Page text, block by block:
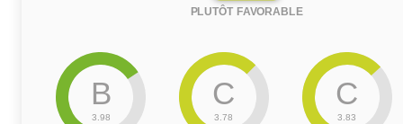
PLUTÔT FAVORABLE
B
3.98
C
3.78
C
3.83